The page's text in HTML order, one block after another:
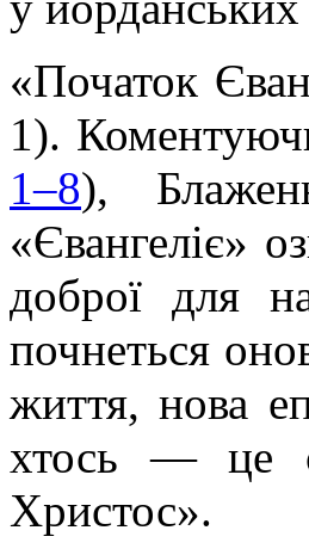
«Початок
1).
1–8),
«Євангеліє»
доброї для
почнеться
життя, нова
хтось — це
Христос».